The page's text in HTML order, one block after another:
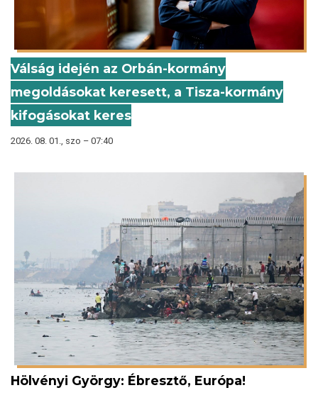
Válság idején az Orbán-kormány
megoldásokat keresett, a Tisza-kormány
kifogásokat keres
2026. 08. 01., szo – 07:40
Hölvényi György: Ébresztő, Európa!